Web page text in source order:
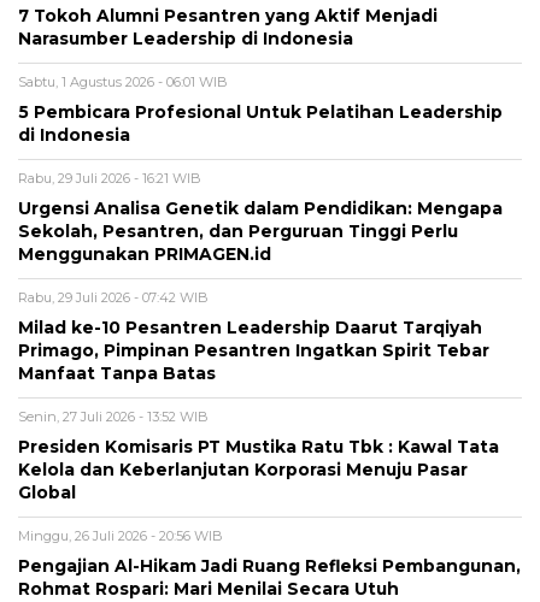
7 Tokoh Alumni Pesantren yang Aktif Menjadi
Narasumber Leadership di Indonesia
Sabtu, 1 Agustus 2026 - 06:01 WIB
5 Pembicara Profesional Untuk Pelatihan Leadership
di Indonesia
Rabu, 29 Juli 2026 - 16:21 WIB
Urgensi Analisa Genetik dalam Pendidikan: Mengapa
Sekolah, Pesantren, dan Perguruan Tinggi Perlu
Menggunakan PRIMAGEN.id
Rabu, 29 Juli 2026 - 07:42 WIB
Milad ke-10 Pesantren Leadership Daarut Tarqiyah
Primago, Pimpinan Pesantren Ingatkan Spirit Tebar
Manfaat Tanpa Batas
Senin, 27 Juli 2026 - 13:52 WIB
Presiden Komisaris PT Mustika Ratu Tbk : Kawal Tata
Kelola dan Keberlanjutan Korporasi Menuju Pasar
Global
Minggu, 26 Juli 2026 - 20:56 WIB
Pengajian Al-Hikam Jadi Ruang Refleksi Pembangunan,
Rohmat Rospari: Mari Menilai Secara Utuh